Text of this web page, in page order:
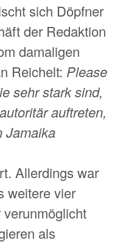
sich Döpfner
der Redaktion
damaligen
Reichelt: Please
sehr stark sind,
auftreten,
Jamaika
Allerdings war
weitere vier
als